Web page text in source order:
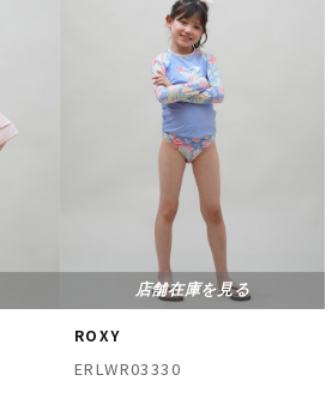
店舗在庫を見る
ROXY
ERLWR03330